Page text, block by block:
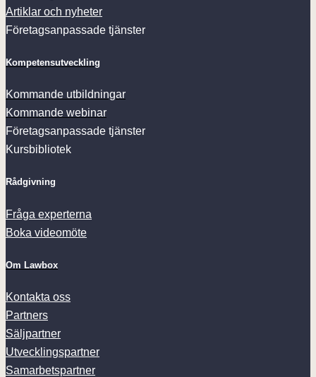
Artiklar och nyheter
Företagsanpassade tjänster
Kompetensutveckling
Kommande utbildningar
Kommande webinar
Företagsanpassade tjänster
Kursbibliotek
Rådgivning
Fråga experterna
Boka videomöte
Om Lawbox
Kontakta oss
Partners
Säljpartner
Utvecklingspartner
Samarbetspartner